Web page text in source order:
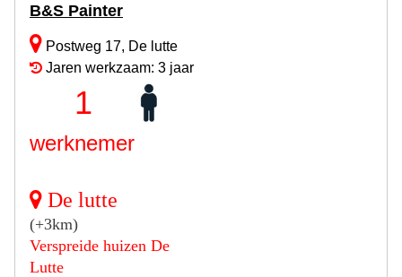
B&S Painter
Postweg 17, De lutte
Jaren werkzaam: 3 jaar
1
werknemer
De lutte
(+3km)
Verspreide huizen De
Lutte